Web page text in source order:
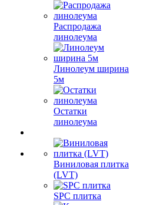
Распродажа
линолеума
Линолеум ширина
5м
Остатки
линолеума
Виниловая плитка
(LVT)
SPC плитка